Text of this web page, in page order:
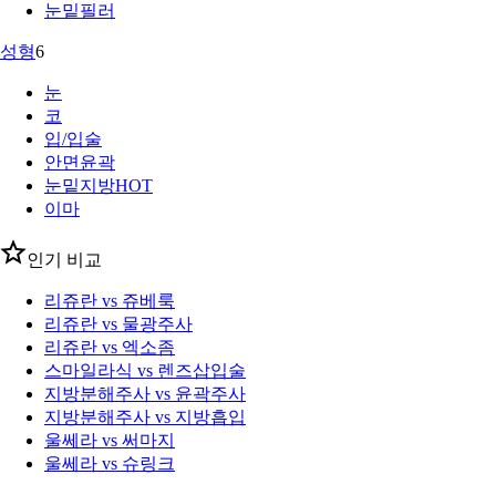
눈밑필러
성형6
눈
코
입/입술
안면윤곽
눈밑지방HOT
이마
인기 비교
리쥬란 vs 쥬베룩
리쥬란 vs 물광주사
리쥬란 vs 엑소좀
스마일라식 vs 렌즈삽입술
지방분해주사 vs 윤곽주사
지방분해주사 vs 지방흡입
울쎄라 vs 써마지
울쎄라 vs 슈링크